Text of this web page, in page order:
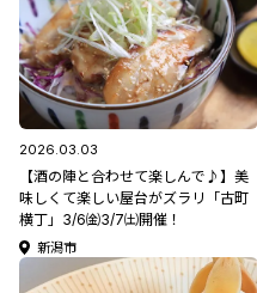
2026.03.03
【酒の陣と合わせて楽しんで♪】美
味しくて楽しい屋台がズラリ「古町
横丁」3/6㈮3/7㈯開催！
新潟市